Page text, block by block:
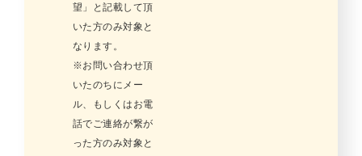
望」と記載して頂
いた方のみ対象と
なります。
※お問い合わせ頂
いたのちにメー
ル、もしくはお電
話でご連絡が繋が
った方のみ対象と